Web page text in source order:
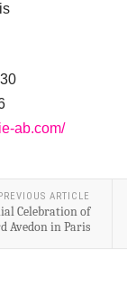
ab.com/
ARTICLE
Celebration of
Avedon in Paris